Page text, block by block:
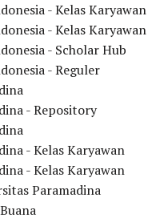
- Kelas Karyawan
- Kelas Karyawan
- Scholar Hub
- Reguler
- Repository
- Kelas Karyawan
- Kelas Karyawan
Paramadina